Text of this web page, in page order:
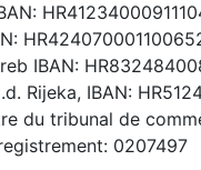
IBAN:
Rijeka, IBAN:
du tribunal de
0207497